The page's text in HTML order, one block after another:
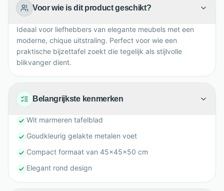
Voor wie is dit product geschikt?
Ideaal voor liefhebbers van elegante meubels met een
moderne, chique uitstraling. Perfect voor wie een
praktische bijzettafel zoekt die tegelijk als stijlvolle
blikvanger dient.
Belangrijkste kenmerken
Wit marmeren tafelblad
Goudkleurig gelakte metalen voet
Compact formaat van 45x45x50 cm
Elegant rond design